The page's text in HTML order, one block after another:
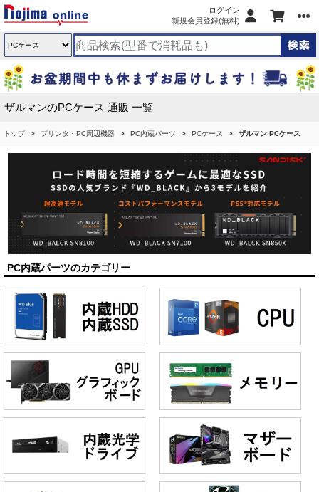
ログイン
新規会員登録(無料)
ザルマンのPCケース 通販 一覧
トップ プリンタ・PC周辺機器 PC内蔵パーツ PCケース ザルマン PCケース
PC内蔵パーツのカテゴリー